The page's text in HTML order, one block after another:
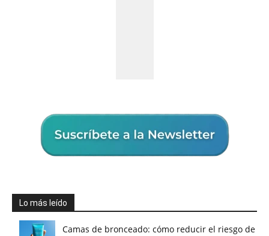
Lo más leído
Camas de bronceado: cómo reducir el riesgo de